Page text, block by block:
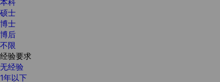
硕士
博士
博后
不限
经验要求
无经验
1年以下